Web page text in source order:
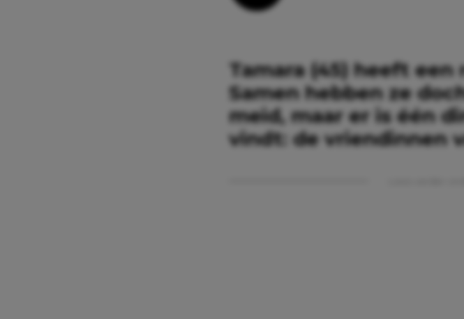
Tamara (45) heeft een
Samen hebben ze
meid, maar er is één
vindt: de vriendinnen